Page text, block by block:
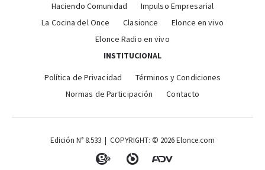
Haciendo Comunidad
Impulso Empresarial
La Cocina del Once
Clasionce
Elonce en vivo
Elonce Radio en vivo
INSTITUCIONAL
Política de Privacidad
Términos y Condiciones
Normas de Participación
Contacto
Edición N° 8.533 | COPYRIGHT: © 2026 Elonce.com